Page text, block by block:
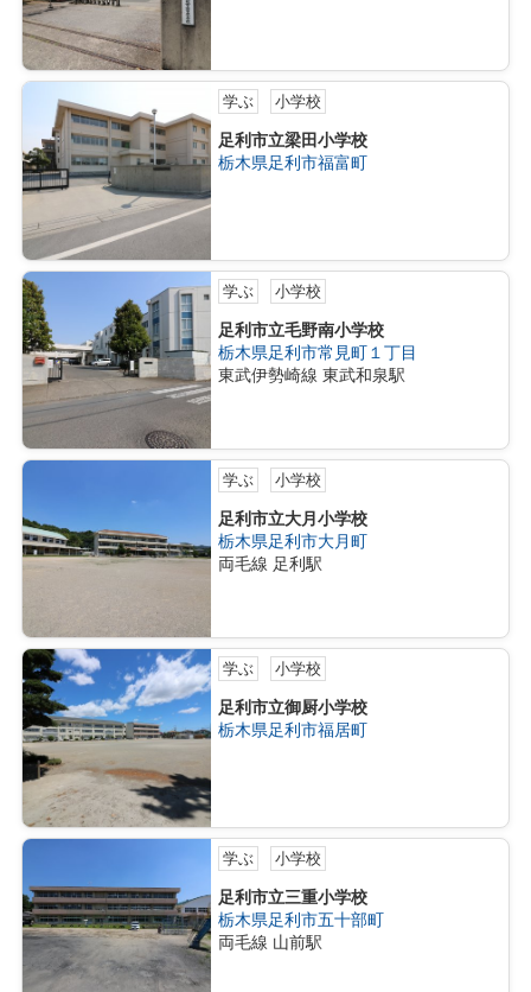
学ぶ 小学校
足利市立梁田小学校
栃木県足利市福富町
学ぶ 小学校
足利市立毛野南小学校
栃木県足利市常見町１丁目
東武伊勢崎線 東武和泉駅
学ぶ 小学校
足利市立大月小学校
栃木県足利市大月町
両毛線 足利駅
学ぶ 小学校
足利市立御厨小学校
栃木県足利市福居町
学ぶ 小学校
足利市立三重小学校
栃木県足利市五十部町
両毛線 山前駅